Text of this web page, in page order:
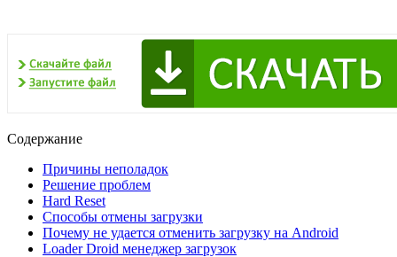
Содержание
Причины неполадок
Решение проблем
Hard Reset
Способы отмены загрузки
Почему не удается отменить загрузку на Android
Loader Droid менеджер загрузок